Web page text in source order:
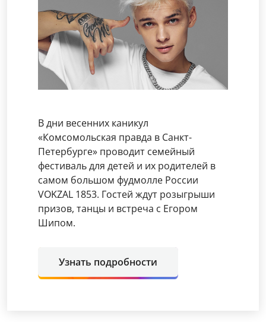
В дни весенних каникул
«Комсомольская правда в Санкт-
Петербурге» проводит семейный
фестиваль для детей и их родителей в
самом большом фудмолле России
VOKZAL 1853. Гостей ждут розыгрыши
призов, танцы и встреча с Егором
Шипом.
Узнать подробности